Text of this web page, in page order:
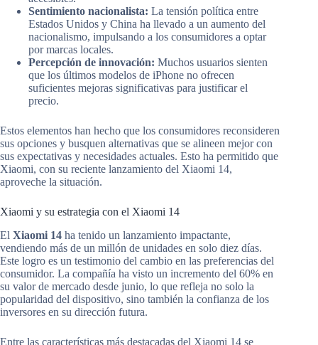
Sentimiento nacionalista: La tensión política entre
Estados Unidos y China ha llevado a un aumento del
nacionalismo, impulsando a los consumidores a optar
por marcas locales.
Percepción de innovación: Muchos usuarios sienten
que los últimos modelos de iPhone no ofrecen
suficientes mejoras significativas para justificar el
precio.
Estos elementos han hecho que los consumidores reconsideren
sus opciones y busquen alternativas que se alineen mejor con
sus expectativas y necesidades actuales. Esto ha permitido que
Xiaomi, con su reciente lanzamiento del Xiaomi 14,
aproveche la situación.
Xiaomi y su estrategia con el Xiaomi 14
El Xiaomi 14 ha tenido un lanzamiento impactante,
vendiendo más de un millón de unidades en solo diez días.
Este logro es un testimonio del cambio en las preferencias del
consumidor. La compañía ha visto un incremento del 60% en
su valor de mercado desde junio, lo que refleja no solo la
popularidad del dispositivo, sino también la confianza de los
inversores en su dirección futura.
Entre las características más destacadas del Xiaomi 14 se